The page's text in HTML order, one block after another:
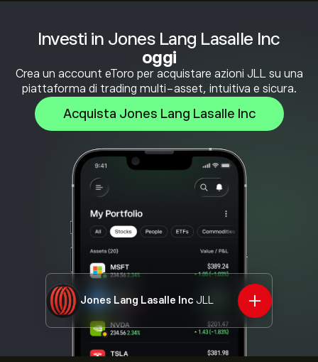
Investi in Jones Lang Lasalle Inc
oggi
Crea un account eToro per acquistare azioni JLL su una
piattaforma di trading multi-asset, intuitiva e sicura.
Acquista Jones Lang Lasalle Inc
Jones Lang Lasalle Inc JLL